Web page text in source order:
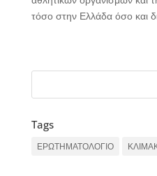
τόσο στην Ελλάδα όσο και
Tags
ΕΡΩΤΗΜΑΤΟΛΟΓΙΟ